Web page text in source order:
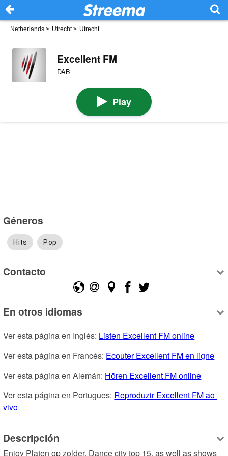
Netherlands > Utrecht> Utrecht
Excellent FM
DAB
Play
Géneros
Hits Pop
Contacto
En otros idiomas
Ver esta página en Inglés: Listen Excellent FM online
Ver esta página en Francés: Ecouter Excellent FM en ligne
Ver esta página en Alemán: Hören Excellent FM online
Ver esta página en Portugues: Reproduzir Excellent FM ao
vivo
Descripción
Enjoy Platen op zolder, Dance city top 15, as well as shows